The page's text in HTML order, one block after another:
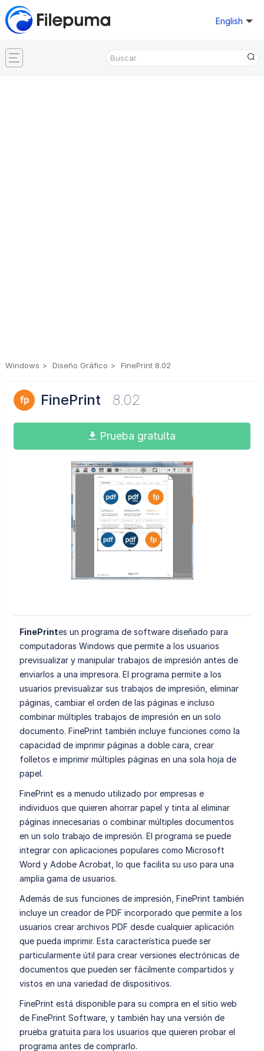
English
Windows Diseño Gráfico FinePrint 8.02
FinePrint 8.02
Prueba gratuita
FinePrintes un programa de software diseñado para
computadoras Windows que permite a los usuarios
previsualizar y manipular trabajos de impresión antes de
enviarlos a una impresora. El programa permite a los
usuarios previsualizar sus trabajos de impresión, eliminar
páginas, cambiar el orden de las páginas e incluso
combinar múltiples trabajos de impresión en un solo
documento. FinePrint también incluye funciones como la
capacidad de imprimir páginas a doble cara, crear
folletos e imprimir múltiples páginas en una sola hoja de
papel.
FinePrint es a menudo utilizado por empresas e
individuos que quieren ahorrar papel y tinta al eliminar
páginas innecesarias o combinar múltiples documentos
en un solo trabajo de impresión. El programa se puede
integrar con aplicaciones populares como Microsoft
Word y Adobe Acrobat, lo que facilita su uso para una
amplia gama de usuarios.
Además de sus funciones de impresión, FinePrint también
incluye un creador de PDF incorporado que permite a los
usuarios crear archivos PDF desde cualquier aplicación
que pueda imprimir. Esta característica puede ser
particularmente útil para crear versiones electrónicas de
documentos que pueden ser fácilmente compartidos y
vistos en una variedad de dispositivos.
FinePrint está disponible para su compra en el sitio web
de FinePrint Software, y también hay una versión de
prueba gratuita para los usuarios que quieren probar el
programa antes de comprarlo.